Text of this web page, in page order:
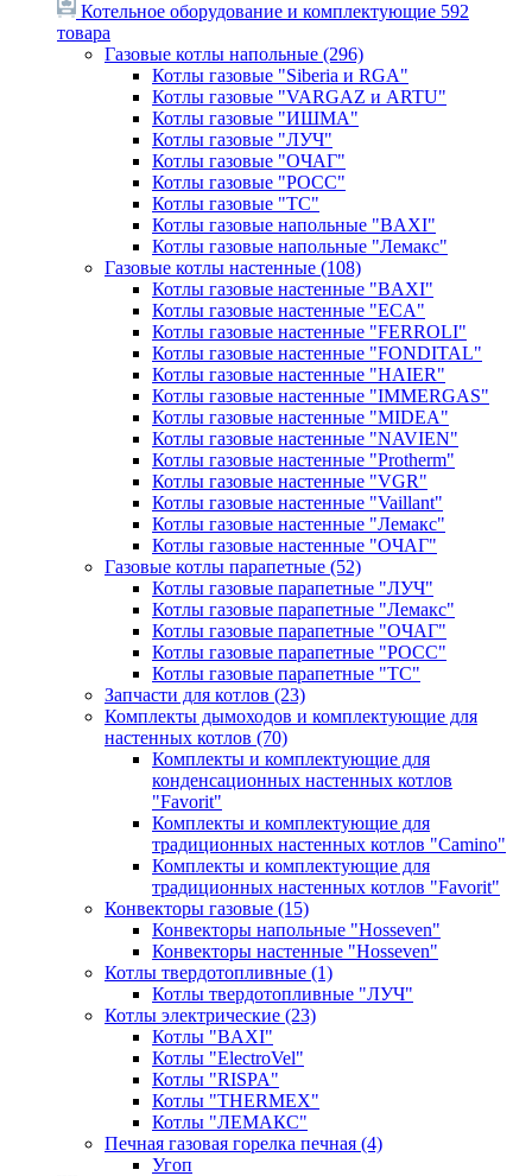
Котельное оборудование и комплектующие 592
товара
Газовые котлы напольные (296)
Котлы газовые "Siberia и RGA"
Котлы газовые "VARGAZ и ARTU"
Котлы газовые "ИШМА"
Котлы газовые "ЛУЧ"
Котлы газовые "ОЧАГ"
Котлы газовые "РОСС"
Котлы газовые "ТС"
Котлы газовые напольные "BAXI"
Котлы газовые напольные "Лемакс"
Газовые котлы настенные (108)
Котлы газовые настенные "BAXI"
Котлы газовые настенные "ECA"
Котлы газовые настенные "FERROLI"
Котлы газовые настенные "FONDITAL"
Котлы газовые настенные "HAIER"
Котлы газовые настенные "IMMERGAS"
Котлы газовые настенные "MIDEA"
Котлы газовые настенные "NAVIEN"
Котлы газовые настенные "Protherm"
Котлы газовые настенные "VGR"
Котлы газовые настенные "Vaillant"
Котлы газовые настенные "Лемакс"
Котлы газовые настенные "ОЧАГ"
Газовые котлы парапетные (52)
Котлы газовые парапетные "ЛУЧ"
Котлы газовые парапетные "Лемакс"
Котлы газовые парапетные "ОЧАГ"
Котлы газовые парапетные "РОСС"
Котлы газовые парапетные "ТС"
Запчасти для котлов (23)
Комплекты дымоходов и комплектующие для
настенных котлов (70)
Комплекты и комплектующие для
конденсационных настенных котлов
"Favorit"
Комплекты и комплектующие для
традиционных настенных котлов "Camino"
Комплекты и комплектующие для
традиционных настенных котлов "Favorit"
Конвекторы газовые (15)
Конвекторы напольные "Hosseven"
Конвекторы настенные "Hosseven"
Котлы твердотопливные (1)
Котлы твердотопливные "ЛУЧ"
Котлы электрические (23)
Котлы "BAXI"
Котлы "ElectroVel"
Котлы "RISPA"
Котлы "THERMEX"
Котлы "ЛЕМАКС"
Печная газовая горелка печная (4)
Угоп